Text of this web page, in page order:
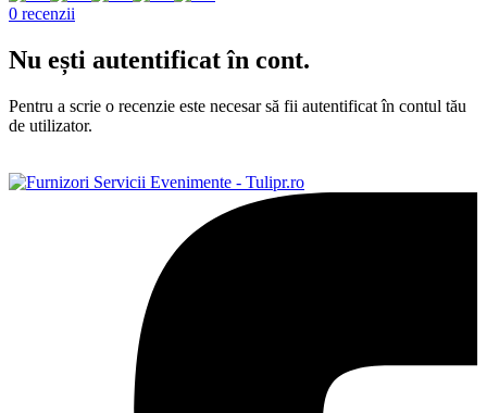
0 recenzii
Nu ești autentificat în cont.
Pentru a scrie o recenzie este necesar să fii autentificat în contul tău
de utilizator.